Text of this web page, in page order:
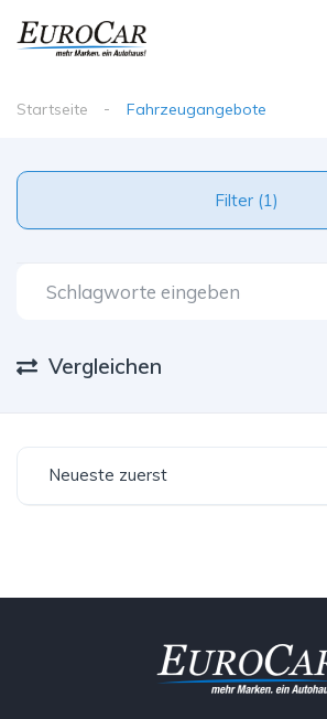
Startseite Fahrzeugangebote
Filter (1)
Vergleichen
Neueste zuerst